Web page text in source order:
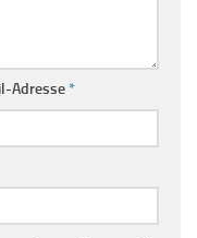
Adresse*